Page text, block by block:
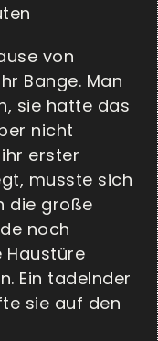
von
Bange. Man
sie hatte das
nicht
erster
musste sich
die große
noch
Haustüre
Ein tadelnder
sie auf den